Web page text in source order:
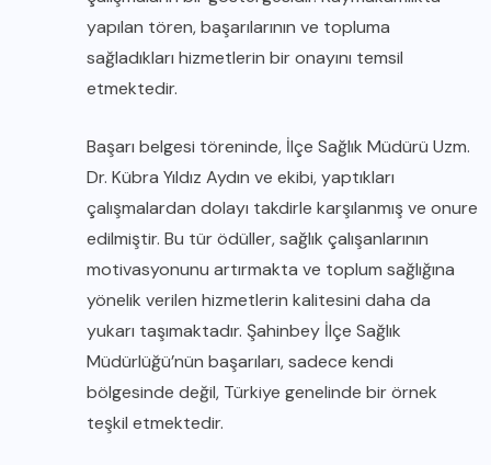
yapılan tören, başarılarının ve topluma
sağladıkları hizmetlerin bir onayını temsil
etmektedir.
Başarı belgesi töreninde, İlçe Sağlık Müdürü Uzm.
Dr. Kübra Yıldız Aydın ve ekibi, yaptıkları
çalışmalardan dolayı takdirle karşılanmış ve onure
edilmiştir. Bu tür ödüller, sağlık çalışanlarının
motivasyonunu artırmakta ve toplum sağlığına
yönelik verilen hizmetlerin kalitesini daha da
yukarı taşımaktadır. Şahinbey İlçe Sağlık
Müdürlüğü’nün başarıları, sadece kendi
bölgesinde değil, Türkiye genelinde bir örnek
teşkil etmektedir.